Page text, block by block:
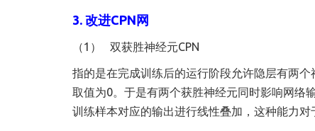
3. 改进CPN网
（1） 双获胜神经元CPN
指的是在完成训练后的运行阶段允许隐层有两
取值为0。于是有两个获胜神经元同时影响网络
训练样本对应的输出进行线性叠加，这种能力对